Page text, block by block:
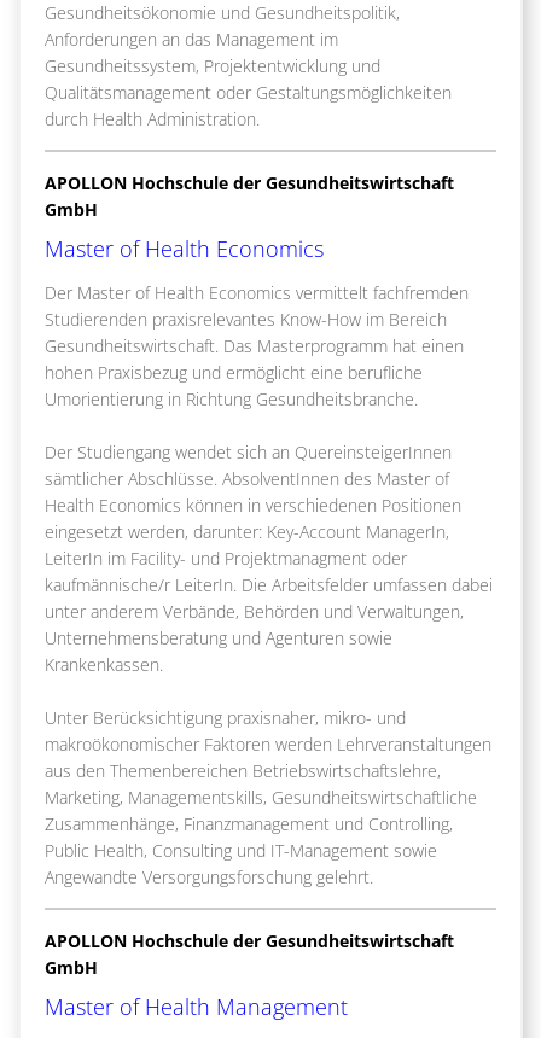
Gesundheitsökonomie und Gesundheitspolitik,
Anforderungen an das Management im
Gesundheitssystem, Projektentwicklung und
Qualitätsmanagement oder Gestaltungsmöglichkeiten
durch Health Administration.
APOLLON Hochschule der Gesundheitswirtschaft
GmbH
Master of Health Economics
Der Master of Health Economics vermittelt fachfremden
Studierenden praxisrelevantes Know-How im Bereich
Gesundheitswirtschaft. Das Masterprogramm hat einen
hohen Praxisbezug und ermöglicht eine berufliche
Umorientierung in Richtung Gesundheitsbranche.
Der Studiengang wendet sich an QuereinsteigerInnen
sämtlicher Abschlüsse. AbsolventInnen des Master of
Health Economics können in verschiedenen Positionen
eingesetzt werden, darunter: Key-Account ManagerIn,
LeiterIn im Facility- und Projektmanagment oder
kaufmännische/r LeiterIn. Die Arbeitsfelder umfassen dabei
unter anderem Verbände, Behörden und Verwaltungen,
Unternehmensberatung und Agenturen sowie
Krankenkassen.
Unter Berücksichtigung praxisnaher, mikro- und
makroökonomischer Faktoren werden Lehrveranstaltungen
aus den Themenbereichen Betriebswirtschaftslehre,
Marketing, Managementskills, Gesundheitswirtschaftliche
Zusammenhänge, Finanzmanagement und Controlling,
Public Health, Consulting und IT-Management sowie
Angewandte Versorgungsforschung gelehrt.
APOLLON Hochschule der Gesundheitswirtschaft
GmbH
Master of Health Management